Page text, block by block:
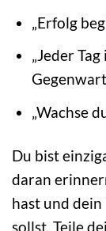
„Erfolg
„Jeder
„Wachse
Du bist
daran
hast und
sollst. Teile